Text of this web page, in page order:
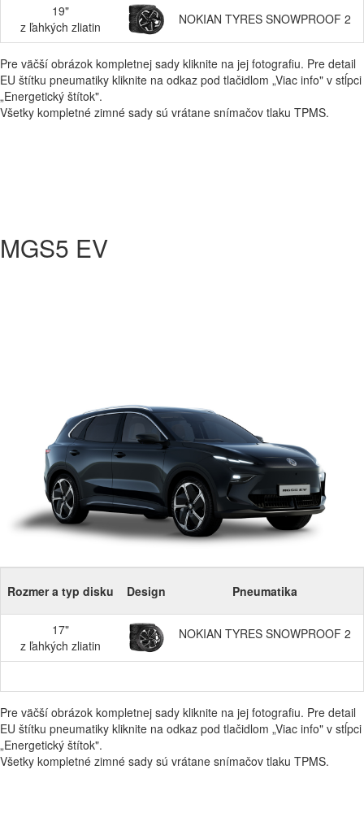
19"
z ľahkých zliatin
NOKIAN TYRES SNOWPROOF 2
Pre väčší obrázok kompletnej sady kliknite na jej fotografiu. Pre detail
EU štítku pneumatiky kliknite na odkaz pod tlačidlom „Viac info" v stĺpci
„Energetický štítok".
Všetky kompletné zimné sady sú vrátane snímačov tlaku TPMS.
MGS5 EV
Rozmer a typ disku Design Pneumatika
17"
z ľahkých zliatin
NOKIAN TYRES SNOWPROOF 2
Pre väčší obrázok kompletnej sady kliknite na jej fotografiu. Pre detail
EU štítku pneumatiky kliknite na odkaz pod tlačidlom „Viac info" v stĺpci
„Energetický štítok".
Všetky kompletné zimné sady sú vrátane snímačov tlaku TPMS.